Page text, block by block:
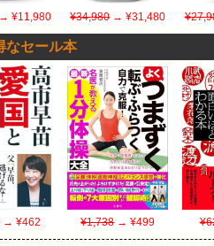
¥11,980 ¥34,980→ ¥31,480
なセール本
→ ¥462 ¥1,738→ ¥499